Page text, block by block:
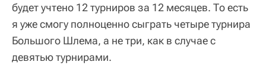
будет учтено 12 турниров за 12 месяцев. То есть
я уже смогу полноценно сыграть четыре турнира
Большого Шлема, а не три, как в случае с
девятью турнирами.